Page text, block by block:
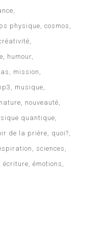
physique cosmos
humour
mission
musique
nature
nouveauté
quantique
de la prière
quoi?
sciences
écriture émotions